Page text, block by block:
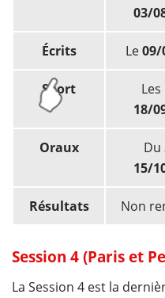
03/
Écrits Le09/
Sport Les
18/
Oraux Du
15/
Résultats Non
Session 4 (Paris et
La Session 4 est la